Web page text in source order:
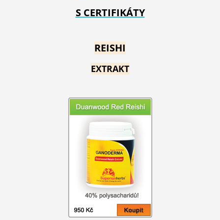
S CERTIFIKÁTY
REISHI
EXTRAKT